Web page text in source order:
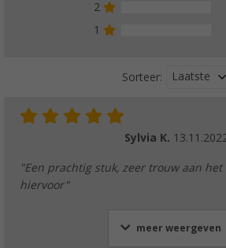
2
1
Sorteer: Laatste
Sylvia K.
"Een prachtig stuk, zeer trouw aan
hiervoor"
meer weergeven